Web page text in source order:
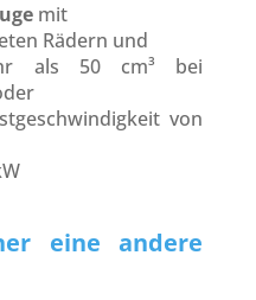
mit
Rädern und
als 50 cm³ bei
von
eine andere